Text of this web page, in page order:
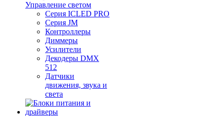
Управление светом
Серия ICLED PRO
Серия JM
Контроллеры
Диммеры
Усилители
Декодеры DMX
512
Датчики
движения, звука и
света